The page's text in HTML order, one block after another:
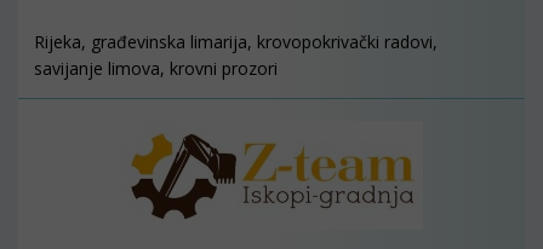
Rijeka, građevinska limarija, krovopokrivački radovi,
savijanje limova, krovni prozori